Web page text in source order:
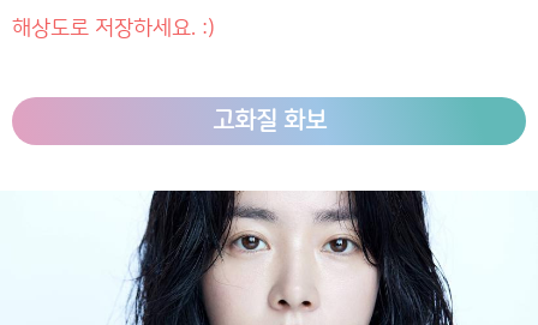
해상도로 저장하세요. :)
고화질 화보